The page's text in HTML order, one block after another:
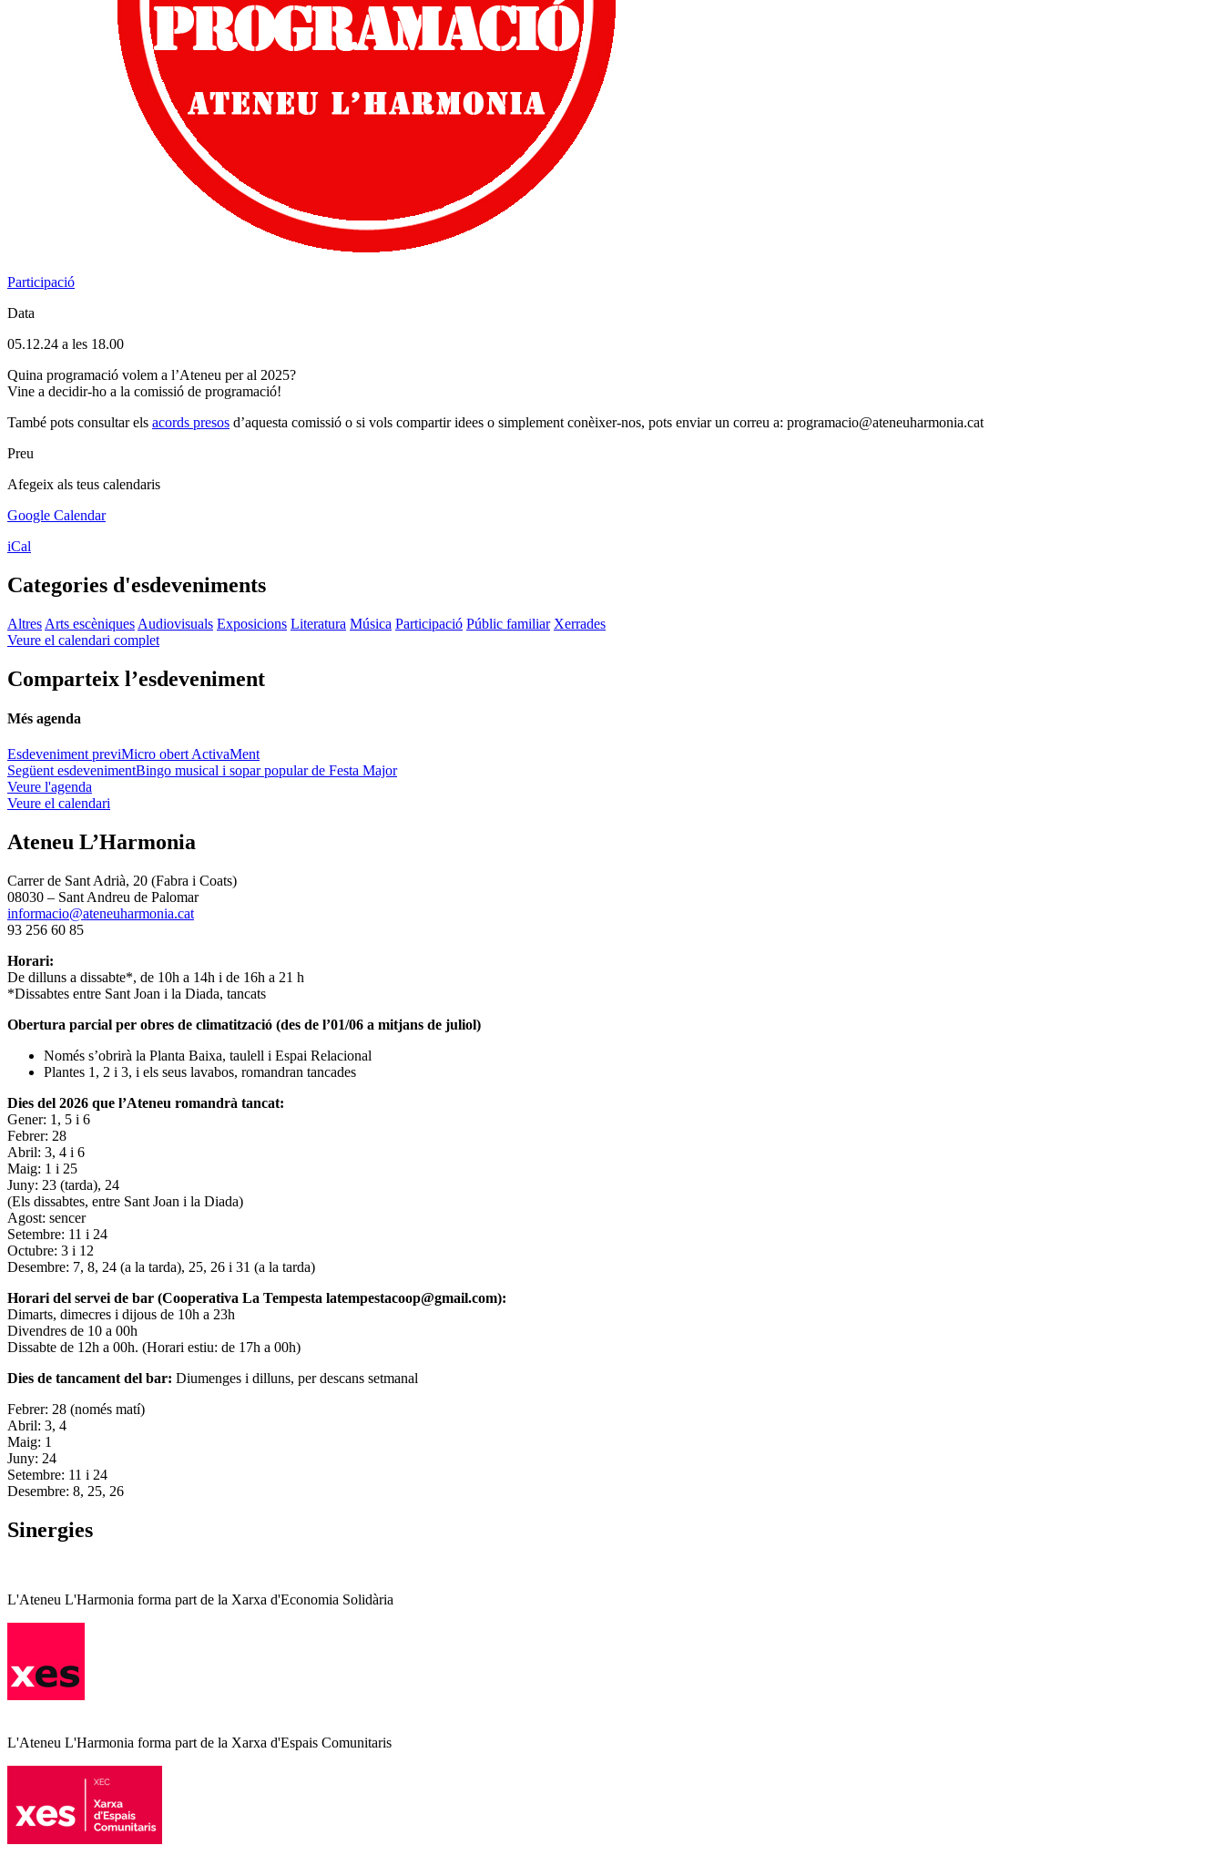
Participació
Data
05.12.24 a les 18.00
Quina programació volem a l’Ateneu per al 2025?
Vine a decidir-ho a la comissió de programació!
També pots consultar els acords presos d’aquesta comissió o si vols compartir idees o simplement conèixer-nos, pots enviar un correu a: programacio@ateneuharmonia.cat
Preu
Afegeix als teus calendaris
Google Calendar
iCal
Categories d'esdeveniments
Altres Arts escèniques Audiovisuals Exposicions Literatura Música Participació Públic familiar Xerrades
Veure el calendari complet
Comparteix l’esdeveniment
Més agenda
Esdeveniment previMicro obert ActivaMent
Següent esdevenimentBingo musical i sopar popular de Festa Major
Veure l'agenda
Veure el calendari
Ateneu L’Harmonia
Carrer de Sant Adrià, 20 (Fabra i Coats)
08030 – Sant Andreu de Palomar
informacio@ateneuharmonia.cat
93 256 60 85
Horari:
De dilluns a dissabte*, de 10h a 14h i de 16h a 21 h
*Dissabtes entre Sant Joan i la Diada, tancats
Obertura parcial per obres de climatització (des de l’01/06 a mitjans de juliol)
Només s’obrirà la Planta Baixa, taulell i Espai Relacional
Plantes 1, 2 i 3, i els seus lavabos, romandran tancades
Dies del 2026 que l’Ateneu romandrà tancat:
Gener: 1, 5 i 6
Febrer: 28
Abril: 3, 4 i 6
Maig: 1 i 25
Juny: 23 (tarda), 24
(Els dissabtes, entre Sant Joan i la Diada)
Agost: sencer
Setembre: 11 i 24
Octubre: 3 i 12
Desembre: 7, 8, 24 (a la tarda), 25, 26 i 31 (a la tarda)
Horari del servei de bar (Cooperativa La Tempesta latempestacoop@gmail.com):
Dimarts, dimecres i dijous de 10h a 23h
Divendres de 10 a 00h
Dissabte de 12h a 00h. (Horari estiu: de 17h a 00h)
Dies de tancament del bar: Diumenges i dilluns, per descans setmanal
Febrer: 28 (només matí)
Abril: 3, 4
Maig: 1
Juny: 24
Setembre: 11 i 24
Desembre: 8, 25, 26
Sinergies
L'Ateneu L'Harmonia forma part de la Xarxa d'Economia Solidària
L'Ateneu L'Harmonia forma part de la Xarxa d'Espais Comunitaris